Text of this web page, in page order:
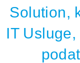
Solution,
IT